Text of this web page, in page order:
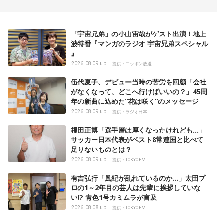
「宇宙兄弟」の小山宙哉がゲスト出演！地上
波特番『マンガのラジオ 宇宙兄弟スペシャル
』
2026.08.09 up 提供：ニッポン放送
伍代夏子、デビュー当時の苦労を回顧「会社
がなくなって、どこへ行けばいいの？」45周
年の新曲に込めた“花は咲く”のメッセージ
2026.08.09 up 提供：ラジオ日本
福田正博「選手層は厚くなったけれども…」
サッカー日本代表がベスト8常連国と比べて
足りないものとは？
2026.08.09 up 提供：TOKYO FM
有吉弘行「風紀が乱れているのか…」太田プ
ロの1～2年目の芸人は先輩に挨拶していな
い!? 青色1号カミムラが言及
2026.08.08 up 提供：TOKYO FM